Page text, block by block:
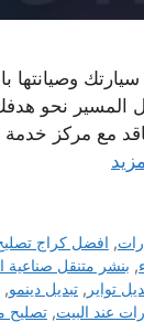
وصيانتها
نحو
مع مركز
, افضل كراج
, بنشر متنقل صناعية
تواير , تبديل دينمو,
عند البيت, تصليح